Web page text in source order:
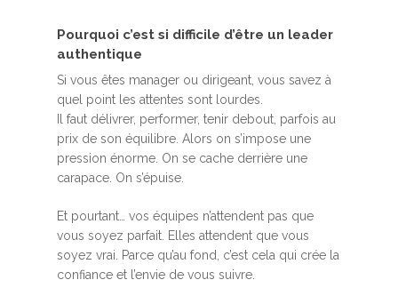
Pourquoi c’est si difficile d’être un leader
authentique
Si vous êtes manager ou dirigeant, vous savez à
quel point les attentes sont lourdes.
Il faut délivrer, performer, tenir debout, parfois au
prix de son équilibre. Alors on s’impose une
pression énorme. On se cache derrière une
carapace. On s’épuise.
Et pourtant… vos équipes n’attendent pas que
vous soyez parfait. Elles attendent que vous
soyez vrai. Parce qu’au fond, c’est cela qui crée la
confiance et l’envie de vous suivre.